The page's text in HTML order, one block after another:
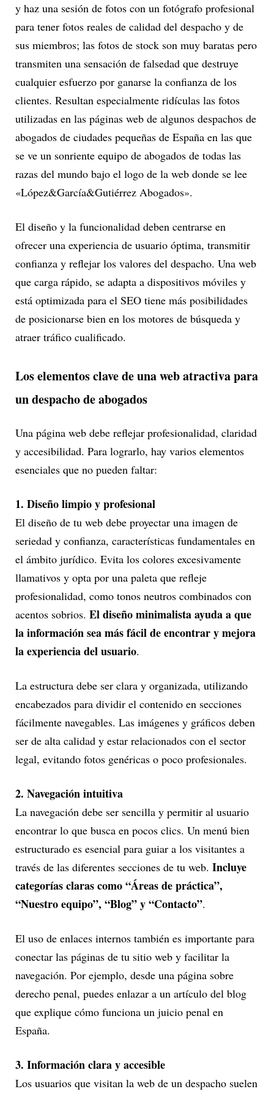
y haz una sesión de fotos con un fotógrafo profesional
para tener fotos reales de calidad del despacho y de
sus miembros; las fotos de stock son muy baratas pero
transmiten una sensación de falsedad que destruye
cualquier esfuerzo por ganarse la confianza de los
clientes. Resultan especialmente ridículas las fotos
utilizadas en las páginas web de algunos despachos de
abogados de ciudades pequeñas de España en las que
se ve un sonriente equipo de abogados de todas las
razas del mundo bajo el logo de la web donde se lee
«López&García&Gutiérrez Abogados».
El diseño y la funcionalidad deben centrarse en
ofrecer una experiencia de usuario óptima, transmitir
confianza y reflejar los valores del despacho. Una web
que carga rápido, se adapta a dispositivos móviles y
está optimizada para el SEO tiene más posibilidades
de posicionarse bien en los motores de búsqueda y
atraer tráfico cualificado.
Los elementos clave de una web atractiva para
un despacho de abogados
Una página web debe reflejar profesionalidad, claridad
y accesibilidad. Para lograrlo, hay varios elementos
esenciales que no pueden faltar:
1. Diseño limpio y profesional
El diseño de tu web debe proyectar una imagen de
seriedad y confianza, características fundamentales en
el ámbito jurídico. Evita los colores excesivamente
llamativos y opta por una paleta que refleje
profesionalidad, como tonos neutros combinados con
acentos sobrios. El diseño minimalista ayuda a que
la información sea más fácil de encontrar y mejora
la experiencia del usuario.
La estructura debe ser clara y organizada, utilizando
encabezados para dividir el contenido en secciones
fácilmente navegables. Las imágenes y gráficos deben
ser de alta calidad y estar relacionados con el sector
legal, evitando fotos genéricas o poco profesionales.
2. Navegación intuitiva
La navegación debe ser sencilla y permitir al usuario
encontrar lo que busca en pocos clics. Un menú bien
estructurado es esencial para guiar a los visitantes a
través de las diferentes secciones de tu web. Incluye
categorías claras como “Áreas de práctica”,
“Nuestro equipo”, “Blog” y “Contacto”.
El uso de enlaces internos también es importante para
conectar las páginas de tu sitio web y facilitar la
navegación. Por ejemplo, desde una página sobre
derecho penal, puedes enlazar a un artículo del blog
que explique cómo funciona un juicio penal en
España.
3. Información clara y accesible
Los usuarios que visitan la web de un despacho suelen